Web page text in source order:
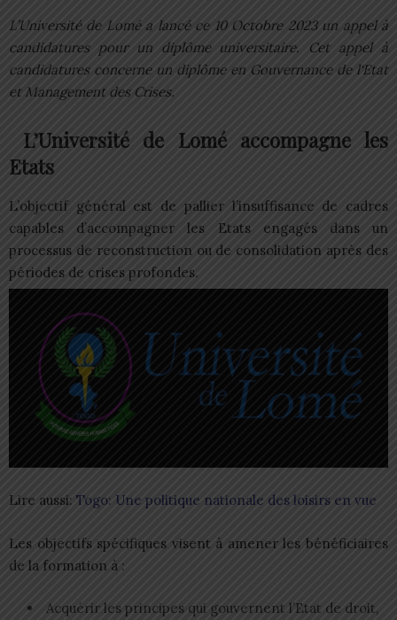
L’Université de Lomé a lancé ce 10 Octobre 2023 un appel à
candidatures pour un diplôme universitaire. Cet appel à
candidatures concerne un diplôme en Gouvernance de l‘Etat
et Management des Crises.
L’Université de Lomé accompagne les
Etats
L’objectif général est de pallier l’insuffisance de cadres
capables d’accompagner les Etats engagés dans un
processus de reconstruction ou de consolidation après des
périodes de crises profondes.
Lire aussi: Togo: Une politique nationale des loisirs en vue
Les objectifs spécifiques visent à amener les bénéficiaires
de la formation à :
Acquérir les principes qui gouvernent l’Etat de droit,